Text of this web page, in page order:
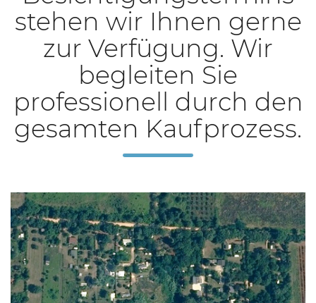
stehen wir Ihnen gerne
zur Verfügung. Wir
begleiten Sie
professionell durch den
gesamten Kaufprozess.